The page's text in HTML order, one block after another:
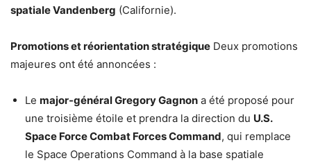
spatiale Vandenberg (Californie).
Promotions et réorientation stratégique Deux promotions
majeures ont été annoncées :
Le major-général Gregory Gagnon a été proposé pour
une troisième étoile et prendra la direction du U.S.
Space Force Combat Forces Command, qui remplace
le Space Operations Command à la base spatiale